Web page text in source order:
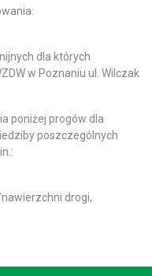
dla których
w Poznaniu ul. Wilczak
poniżej progów dla
poszczególnych
drogi,